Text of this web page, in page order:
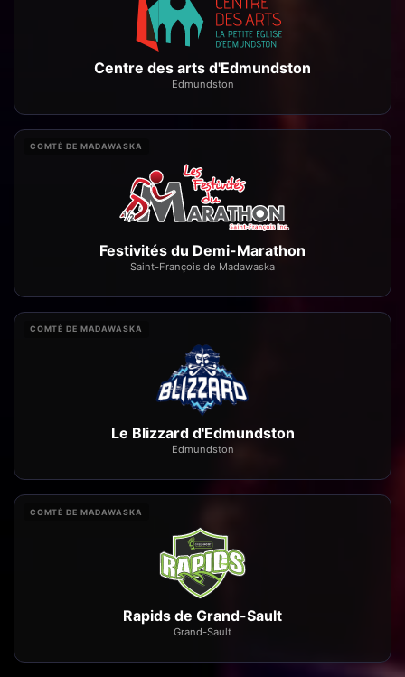
Centre des arts d'Edmundston
Edmundston
COMTÉ DE MADAWASKA
Festivités du Demi-Marathon
Saint-François de Madawaska
COMTÉ DE MADAWASKA
Le Blizzard d'Edmundston
Edmundston
COMTÉ DE MADAWASKA
Rapids de Grand-Sault
Grand-Sault